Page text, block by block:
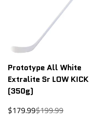
Prototype All White
Extralite Sr LOW KICK
(350g)
Prix
$179.99Prix
$199.99